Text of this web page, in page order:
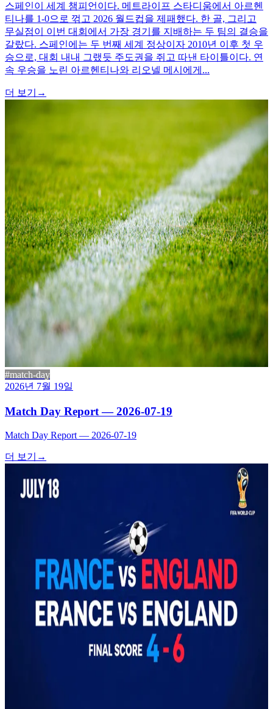
스페인이 세계 챔피언이다. 메트라이프 스타디움에서 아르헨
티나를 1-0으로 꺾고 2026 월드컵을 제패했다. 한 골, 그리고
무실점이 이번 대회에서 가장 경기를 지배하는 두 팀의 결승을
갈랐다. 스페인에는 두 번째 세계 정상이자 2010년 이후 첫 우
승으로, 대회 내내 그랬듯 주도권을 쥐고 따낸 타이틀이다. 연
속 우승을 노린 아르헨티나와 리오넬 메시에게...
더 보기 →
#match-day
2026년 7월 19일
Match Day Report — 2026-07-19
Match Day Report — 2026-07-19
더 보기 →